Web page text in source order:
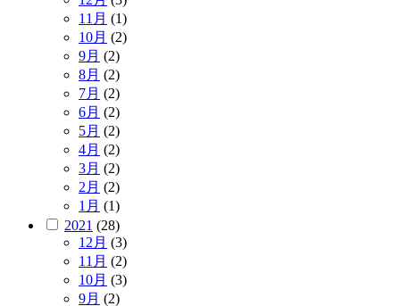
11月 (1)
10月 (2)
9月 (2)
8月 (2)
7月 (2)
6月 (2)
5月 (2)
4月 (2)
3月 (2)
2月 (2)
1月 (1)
2021 (28)
12月 (3)
11月 (2)
10月 (3)
9月 (2)